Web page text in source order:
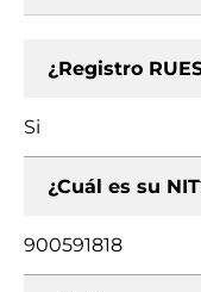
¿Registro
Si
¿Cuál es su
900591818